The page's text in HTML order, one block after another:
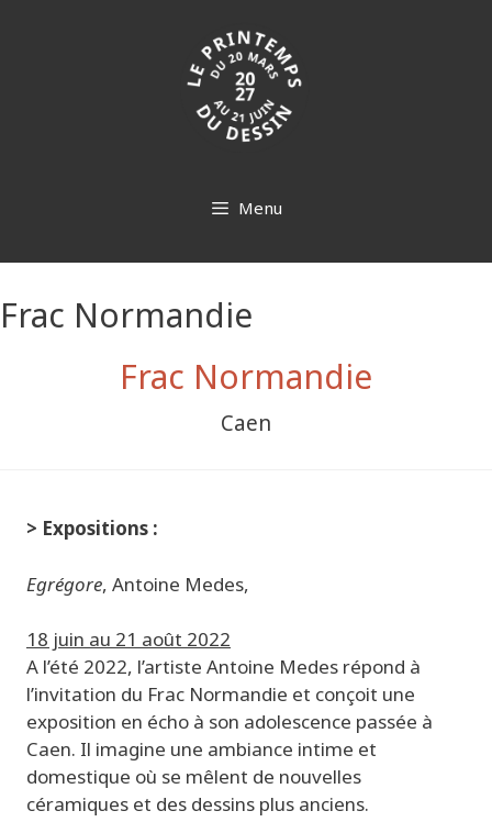
Menu
Frac Normandie
Frac Normandie
Caen
> Expositions :
Egrégore, Antoine Medes,
18 juin au 21 août 2022
A l’été 2022, l’artiste Antoine Medes répond à
l’invitation du Frac Normandie et conçoit une
exposition en écho à son adolescence passée à
Caen. Il imagine une ambiance intime et
domestique où se mêlent de nouvelles
céramiques et des dessins plus anciens.